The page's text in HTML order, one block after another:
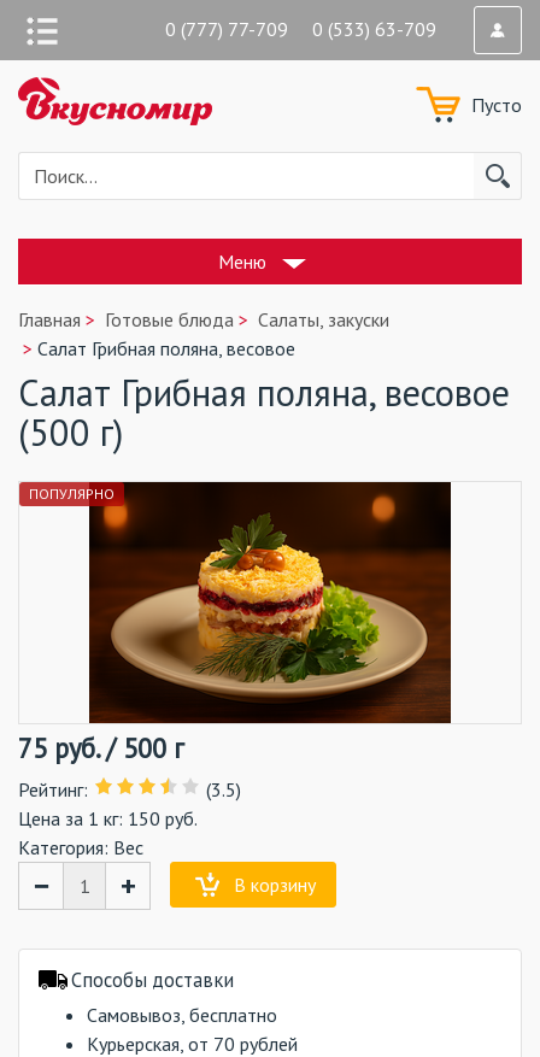
0 (777) 77-709 0 (533) 63-709
Пусто
Меню
Главная Готовые блюда
Салаты, закуски
Салат Грибная поляна, весовое
Салат Грибная поляна, весовое
(500 г)
ПОПУЛЯРНО
75 руб./ 500 г
Рейтинг:
(3.5)
Цена за 1 кг: 150 руб.
Категория: Вес
− + В корзину
Способы доставки
Самовывоз, бесплатно
Курьерская, от 70 рублей